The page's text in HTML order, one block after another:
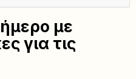
με
για τις